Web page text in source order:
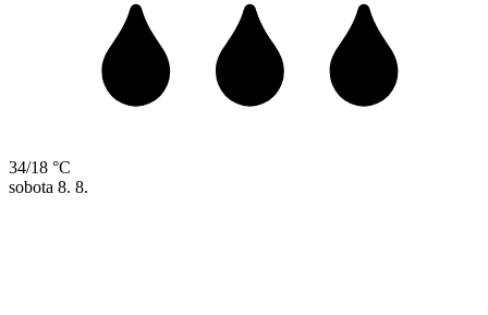
34/18 °C
sobota 8. 8.